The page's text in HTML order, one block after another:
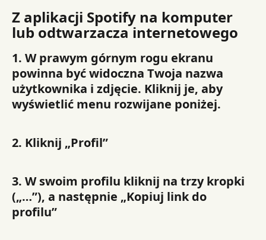
Z aplikacji Spotify na komputer
lub odtwarzacza internetowego
1. W prawym górnym rogu ekranu
powinna być widoczna Twoja nazwa
użytkownika i zdjęcie. Kliknij je, aby
wyświetlić menu rozwijane poniżej.
2. Kliknij „Profil”
3. W swoim profilu kliknij na trzy kropki
(„…”), a następnie „Kopiuj link do
profilu”